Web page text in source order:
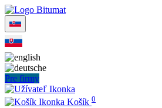
Pre firmy
Košík 0